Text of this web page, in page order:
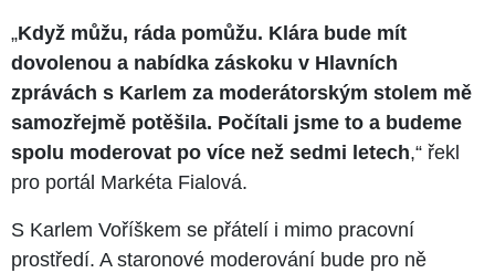
„Když můžu, ráda pomůžu. Klára bude mít
dovolenou a nabídka záskoku v Hlavních
zprávách s Karlem za moderátorským stolem mě
samozřejmě potěšila. Počítali jsme to a budeme
spolu moderovat po více než sedmi letech,“ řekl
pro portál Markéta Fialová.
S Karlem Voříškem se přátelí i mimo pracovní
prostředí. A staronové moderování bude pro ně